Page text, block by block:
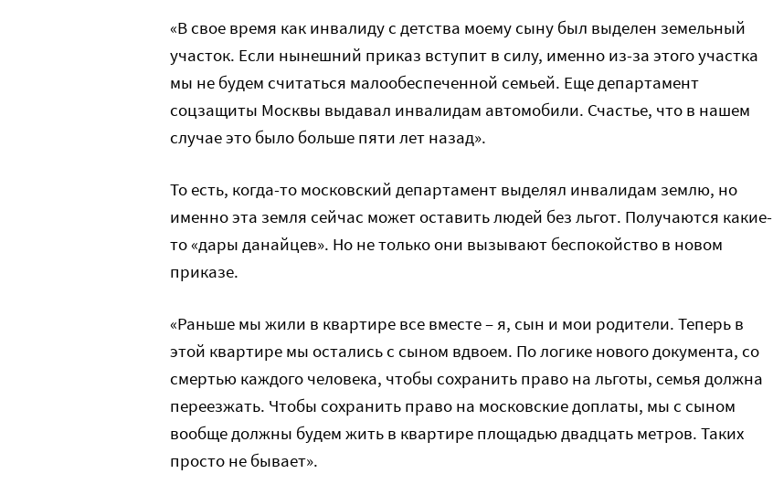
«В свое время как инвалиду с детства моему сыну был выделен земельный
участок. Если нынешний приказ вступит в силу, именно из-за этого участка
мы не будем считаться малообеспеченной семьей. Еще департамент
соцзащиты Москвы выдавал инвалидам автомобили. Счастье, что в нашем
случае это было больше пяти лет назад».
То есть, когда-то московский департамент выделял инвалидам землю, но
именно эта земля сейчас может оставить людей без льгот. Получаются какие-
то «дары данайцев». Но не только они вызывают беспокойство в новом
приказе.
«Раньше мы жили в квартире все вместе – я, сын и мои родители. Теперь в
этой квартире мы остались с сыном вдвоем. По логике нового документа, со
смертью каждого человека, чтобы сохранить право на льготы, семья должна
переезжать. Чтобы сохранить право на московские доплаты, мы с сыном
вообще должны будем жить в квартире площадью двадцать метров. Таких
просто не бывает».